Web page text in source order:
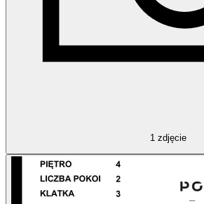
1 zdjęcie